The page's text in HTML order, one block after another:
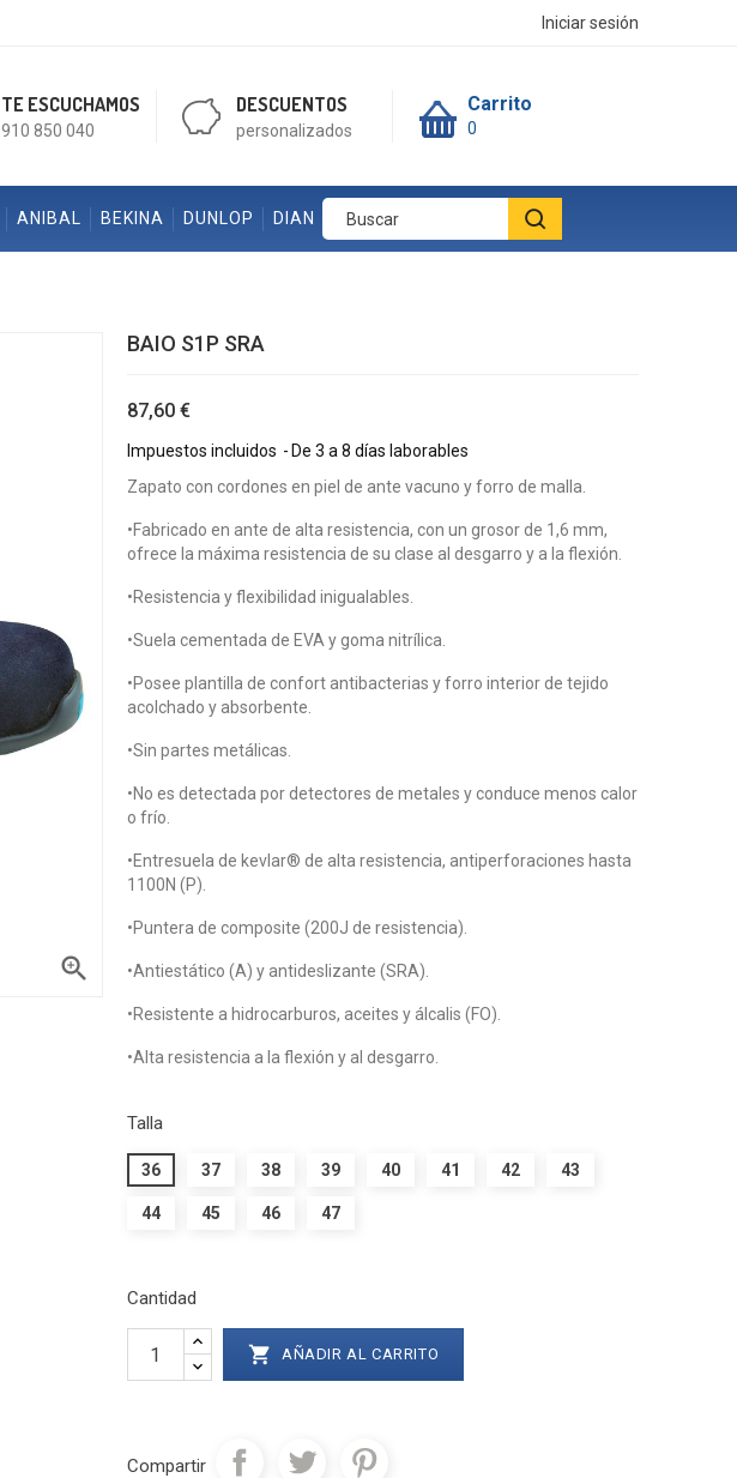
Iniciar sesión
Carrito
0
TE ESCUCHAMOS
910 850 040
DESCUENTOS
personalizados
ANIBAL BEKINA DUNLOP DIAN

BAIO S1P SRA
87,60 €
Impuestos incluidos
De 3 a 8 días laborables
Zapato con cordones en piel de ante vacuno y forro de malla.
•Fabricado en ante de alta resistencia, con un grosor de 1,6 mm,
ofrece la máxima resistencia de su clase al desgarro y a la flexión.
•Resistencia y flexibilidad inigualables.
•Suela cementada de EVA y goma nitrílica.
•Posee plantilla de confort antibacterias y forro interior de tejido
acolchado y absorbente.
•Sin partes metálicas.
•No es detectada por detectores de metales y conduce menos calor
o frío.
•Entresuela de kevlar® de alta resistencia, antiperforaciones hasta
1100N (P).
•Puntera de composite (200J de resistencia).
•Antiestático (A) y antideslizante (SRA).
•Resistente a hidrocarburos, aceites y álcalis (FO).
•Alta resistencia a la flexión y al desgarro.
Talla
36 37 38 39 40 41 42 43
44 45 46 47
Cantidad
 AÑADIR AL CARRITO
Compartir